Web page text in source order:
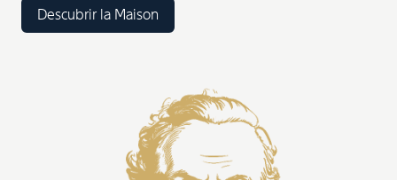
Descubrir la Maison